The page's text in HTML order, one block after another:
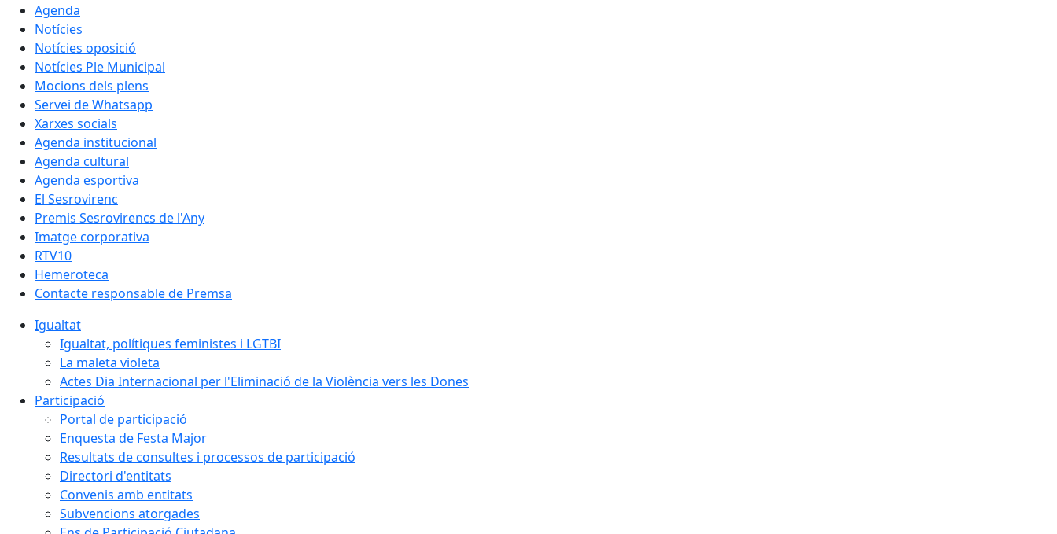
Agenda
Notícies
Notícies oposició
Notícies Ple Municipal
Mocions dels plens
Servei de Whatsapp
Xarxes socials
Agenda institucional
Agenda cultural
Agenda esportiva
El Sesrovirenc
Premis Sesrovirencs de l'Any
Imatge corporativa
RTV10
Hemeroteca
Contacte responsable de Premsa
Igualtat
Igualtat, polítiques feministes i LGTBI
La maleta violeta
Actes Dia Internacional per l'Eliminació de la Violència vers les Dones
Participació
Portal de participació
Enquesta de Festa Major
Resultats de consultes i processos de participació
Directori d'entitats
Convenis amb entitats
Subvencions atorgades